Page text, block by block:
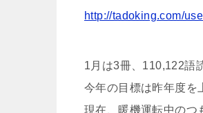
http://tadoking.com/
1月は3冊、110,122語
今年の目標は昨年度を
現在、暖機運転中のつ